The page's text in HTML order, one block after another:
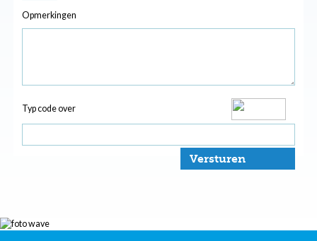
Opmerkingen
Typ code over
Versturen